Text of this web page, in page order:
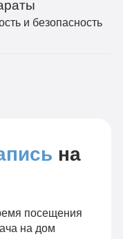
и безопасность
на
посещения
на дом